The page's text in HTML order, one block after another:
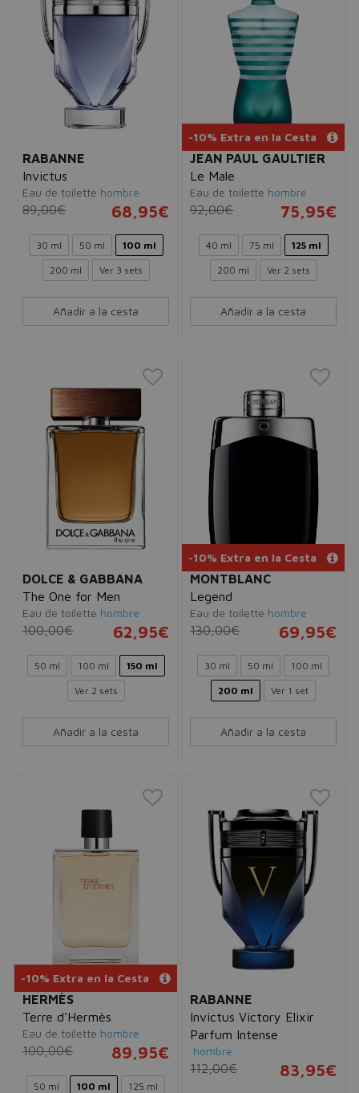
RABANNE
Invictus
Eau de toilette hombre
89,00€ 68,95€
30 ml 50 ml 100 ml
200 ml Ver 3 sets
Añadir a la cesta
-10% Extra en la Cesta
JEAN PAUL GAULTIER
Le Male
Eau de toilette hombre
92,00€ 75,95€
40 ml 75 ml 125 ml
200 ml Ver 2 sets
Añadir a la cesta
DOLCE & GABBANA
The One for Men
Eau de toilette hombre
100,00€ 62,95€
50 ml 100 ml 150 ml
Ver 2 sets
Añadir a la cesta
-10% Extra en la Cesta
MONTBLANC
Legend
Eau de toilette hombre
130,00€ 69,95€
30 ml 50 ml 100 ml
200 ml Ver 1 set
Añadir a la cesta
-10% Extra en la Cesta
HERMÈS
Terre d'Hermès
Eau de toilette hombre
100,00€ 89,95€
50 ml 100 ml 125 ml
RABANNE
Invictus Victory Elixir
Parfum Intense
hombre
112,00€ 83,95€